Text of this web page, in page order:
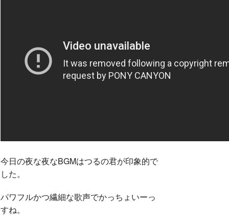
今日の夜な夜なBGMはつるの君が印象的で
した。
パワフルかつ繊細な歌声でかっちょいーっ
すね。